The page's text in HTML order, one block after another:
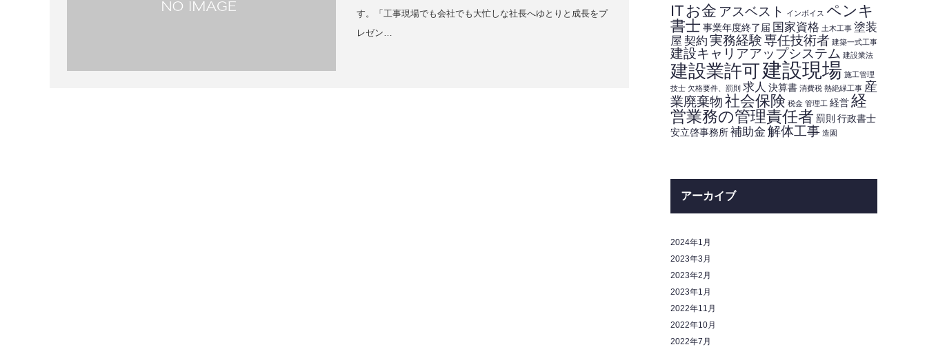
す。「工事現場でも会社でも大忙しな社長へゆとりと成長をプ
レゼン…
ITお金 アスベスト インボイス ペンキ
書士 事業年度終了届 国家資格 土木工事 塗装
屋 契約 実務経験専任技術者 建築一式工事
建設キャリアアップシステム 建設業法
建設業許可建設現場 施工管理
技士 欠格要件、罰則 求人 決算書 消費税 熱絶緑工事 産
業廃棄物社会保険 税金 管理工 経営経
営業務の管理責任者 罰則 行政書士
安立啓事務所補助金 解体工事 造園
アーカイブ
2024年1月
2023年3月
2023年2月
2023年1月
2022年11月
2022年10月
2022年7月